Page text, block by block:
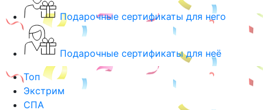
Подарочные сертификаты для него
Подарочные сертификаты для неё
Топ
Экстрим
СПА